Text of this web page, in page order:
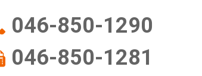
046-850-1290
046-850-1281